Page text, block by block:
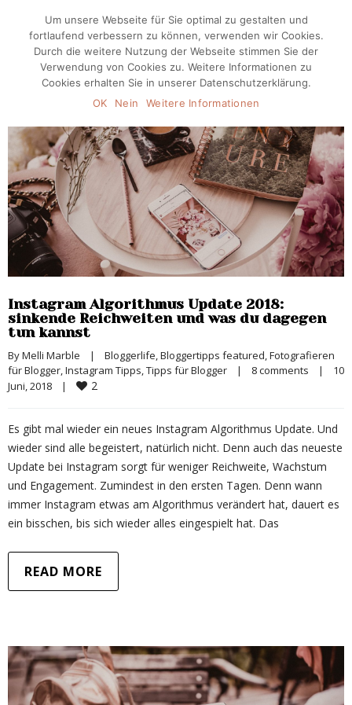
Instagram Algorithmus Update 2018:
sinkende Reichweiten und was du dagegen
tun kannst
By Melli Marble | Bloggerlife Bloggertipps featured Fotografieren
für Blogger Instagram Tipps Tipps für Blogger | 8 comments |
10
Juni, 2018
| 2
Es gibt mal wieder ein neues Instagram Algorithmus Update. Und
wieder sind alle begeistert, natürlich nicht. Denn auch das neueste
Update bei Instagram sorgt für weniger Reichweite, Wachstum
und Engagement. Zumindest in den ersten Tagen. Denn wann
immer Instagram etwas am Algorithmus verändert hat, dauert es
ein bisschen, bis sich wieder alles eingespielt hat. Das
READ MORE
Um unsere Webseite für Sie optimal zu gestalten und
fortlaufend verbessern zu können, verwenden wir Cookies.
Durch die weitere Nutzung der Webseite stimmen Sie der
Verwendung von Cookies zu. Weitere Informationen zu
Cookies erhalten Sie in unserer Datenschutzerklärung.
OK
Nein Weitere Informationen